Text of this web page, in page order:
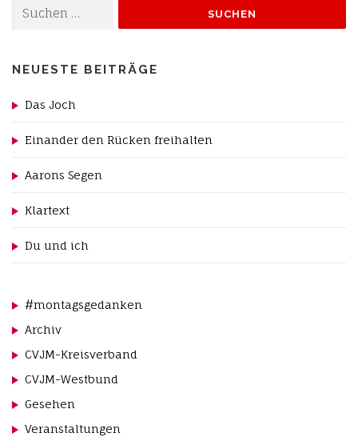
nach:
NEUESTE BEITRÄGE
Das Joch
Einander den Rücken freihalten
Aarons Segen
Klartext
Du und ich
#montagsgedanken
Archiv
CVJM-Kreisverband
CVJM-Westbund
Gesehen
Veranstaltungen